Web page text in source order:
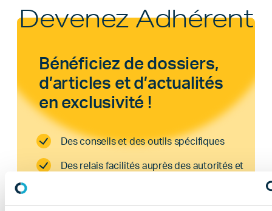
Devenez Adhérent
Bénéficiez de dossiers,
d’articles et d’actualités
en exclusivité !
Des conseils et des outils spécifiques
Des relais facilités auprès des autorités et